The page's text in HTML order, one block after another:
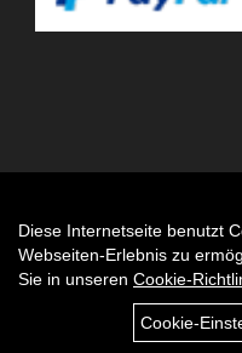
Diese Internetseite benutzt
Webseiten-Erlebnis zu
Sie in unseren Cookie-
Cookie-